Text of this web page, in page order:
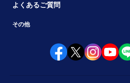
よくあるご質問
その他